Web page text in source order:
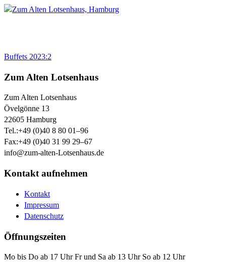
Buffets 2023:2
Zum Alten Lotsenhaus
Zum Alten Lotsenhaus
Övelgönne 13
22605 Hamburg
Tel.:+49 (0)40 8 80 01–96
Fax:+49 (0)40 31 99 29–67
info@zum-alten-Lotsenhaus.de
Kontakt aufnehmen
Kontakt
Impressum
Datenschutz
Öffnungszeiten
Mo bis Do ab 17 Uhr Fr und Sa ab 13 Uhr So ab 12 Uhr